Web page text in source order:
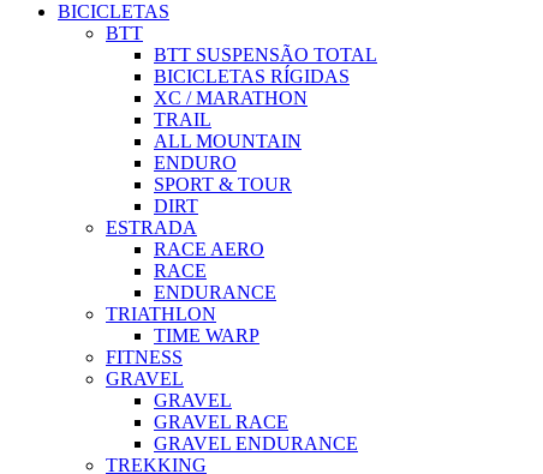
BICICLETAS
BTT
BTT SUSPENSÃO TOTAL
BICICLETAS RÍGIDAS
XC / MARATHON
TRAIL
ALL MOUNTAIN
ENDURO
SPORT & TOUR
DIRT
ESTRADA
RACE AERO
RACE
ENDURANCE
TRIATHLON
TIME WARP
FITNESS
GRAVEL
GRAVEL
GRAVEL RACE
GRAVEL ENDURANCE
TREKKING